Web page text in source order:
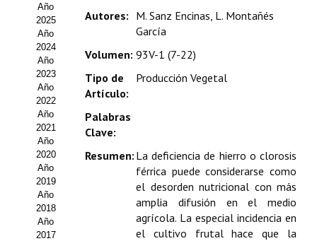
Estatutos
Hacerse socio
Noticias
Galería de Fotos
Web AIDA 2.0
REVISTA ITEA
Presentación ITEA
Equipo Editorial
Año
2025
Año
2024
Año
2023
Año
2022
Año
2021
Año
2020
Año
2019
Año
2018
Año
2017
Autores: M. Sanz Encinas, L. Montañés
García
Volumen: 93V-1 (7-22)
Tipo de
Artículo:
Producción Vegetal
Palabras
Clave:
Resumen: La deficiencia de hierro o clorosis
férrica puede considerarse como
el desorden nutricional con más
amplia difusión en el medio
agrícola. La especial incidencia en
el cultivo frutal hace que la